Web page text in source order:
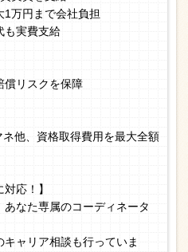
1万円まで会社負担
も実費支給
償リスクを保障
ネ他、資格取得費用を最大全額
応！】
なた専属のコーディネータ
ャリア相談も行っていま